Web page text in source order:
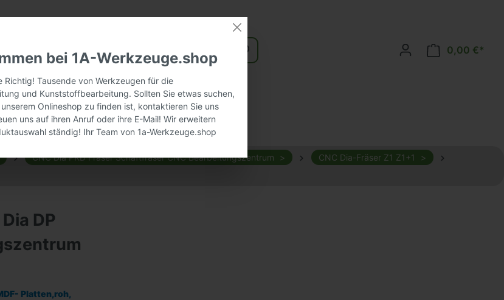
0,00 €*
CNC Dia PKD Fräser Schaftfräser CNC Bearbeitungszentrum
CNC Dia-Fräser Z1 Z1+1
DP
Platten,roh,
bei 1A-Werkzeuge.shop
Richtig! Tausende von Werkzeugen für die
und Kunststoffbearbeitung. Sollten Sie etwas suchen,
Onlineshop zu finden ist, kontaktieren Sie uns
uns auf ihren Anruf oder ihre E-Mail! Wir erweitern
ständig! Ihr Team von 1a-Werkzeuge.shop